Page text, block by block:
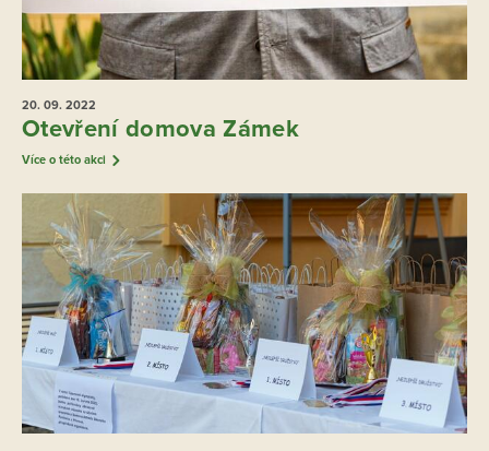
20. 09. 2022
Otevření domova Zámek
Více o této akci